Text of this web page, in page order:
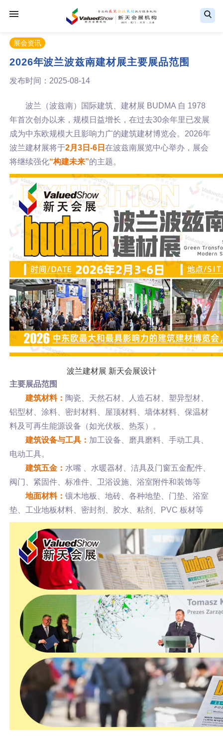
展会资讯
2026年波兰波兹南建材展主要展品范围
发布时间：2025-08-14
波兰（波兹南）国际建筑、建材展 BUDMA 自 1978
年首次创办以来，规模日益增长，在过去30余年里已发展
成为中东欧规模大且影响力广的建筑建材博览会。2026年
波兰建材展将于2月3日-6日 在波兹南展览中心举办，展会
将继续强化“构建未来”的主题。
波兰建材展 新天会展设计
主要展品范围
建筑材料： 陶瓷、天然石材、人造石材、塑异型材、
铝型材、涂料、密封材料、屋顶材料、墙体材料、保温材
料及可再生能源设备（如光伏板、热泵）。
建筑设备与工具： 加工设备、磨具磨料、手动工具、
电动工具。
建筑五金： 水嘴 、水暖器材、洁具及门窗五金配件、
阀门、紧固件、标准件、卫浴设施、浴室附件和装饰等
地面材料： 镶木地板、地砖、各种地垫、门垫、浴室
垫、工业地板材料、密封剂、胶水、粘剂、PVC 板材等